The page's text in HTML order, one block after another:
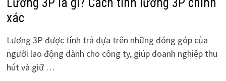
xác
Lương 3P được tính trả dựa trên những đóng góp của
người lao động dành cho công ty, giúp doanh nghiệp thu
hút và giữ …